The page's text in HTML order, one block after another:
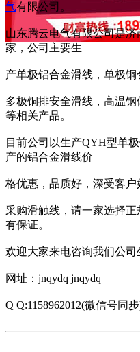
气有限公司。
山东腾云电气有限公司是
家，公司主要生
产单极铝合金滑线，单极铜
多极铜排安全滑线，高温
等相关产品。
目前公司以生产QYH型单
产的铝合金滑线价
格优惠，品质好，深受客户
采购滑触线，请一家选择
有保证。
欢迎大家来电咨询我们公司
网址：jnqydq jnqydq
Q Q:1158962012(微信号同